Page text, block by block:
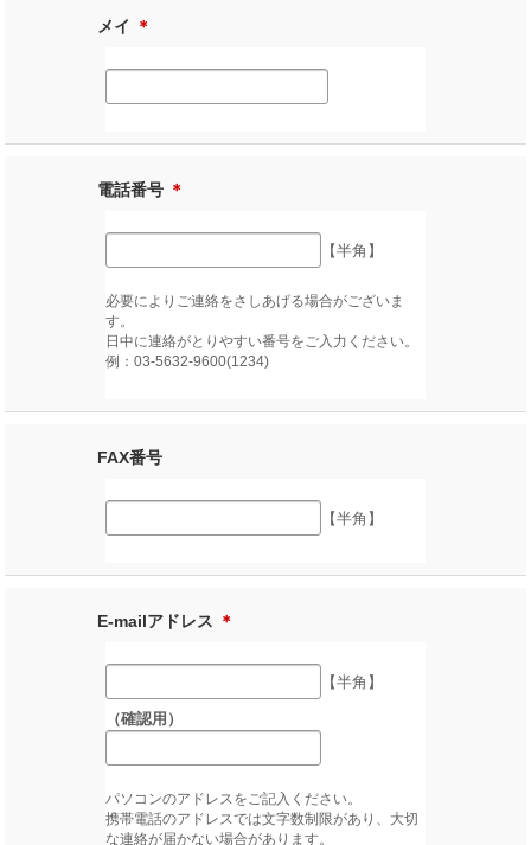
メイ ＊
電話番号 ＊
【半角】
必要によりご連絡をさしあげる場合がございま
す。
日中に連絡がとりやすい番号をご入力ください。
例：03-5632-9600(1234)
FAX番号
【半角】
E-mailアドレス ＊
【半角】
（確認用）
パソコンのアドレスをご記入ください。
携帯電話のアドレスでは文字数制限があり、大切
な連絡が届かない場合があります。